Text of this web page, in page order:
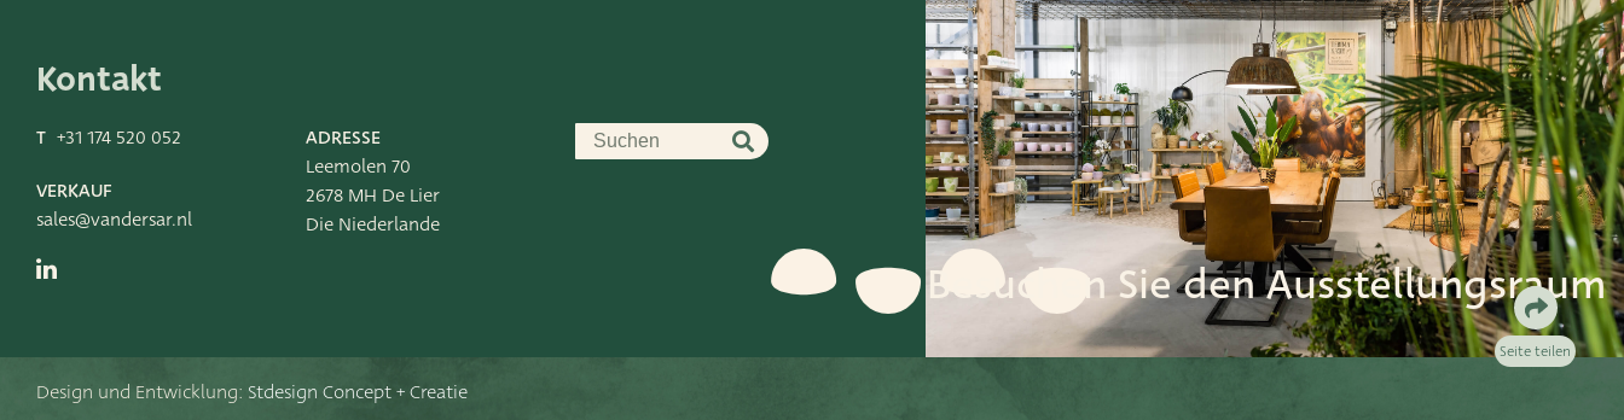
Seite teilen
Kontakt
T +31 174 520 052
VERKAUF
sales@vandersar.nl
ADRESSE
Leemolen 70
2678 MH De Lier
Die Niederlande
Besuchen Sie den Ausstellungsraum
Design und Entwicklung: Stdesign Concept + Creatie